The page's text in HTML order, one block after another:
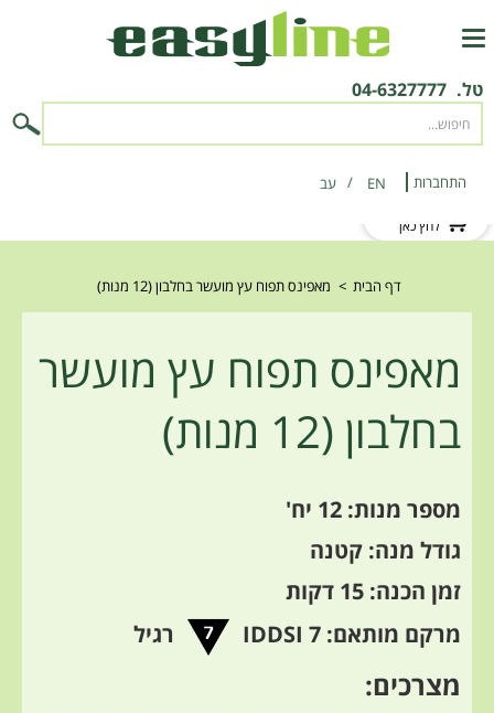
טל. 04-6327777
התחברות EN ‫עב‬
לחץ כאן
דף הבית > מאפינס תפוח עץ מועשר בחלבון (12 מנות)
מאפינס תפוח עץ מועשר
בחלבון (12 מנות)
מספר מנות: 12 יח'
גודל מנה: קטנה
זמן הכנה: 15 דקות
מרקם מותאם: 7 IDDSI
רגיל
מצרכים: